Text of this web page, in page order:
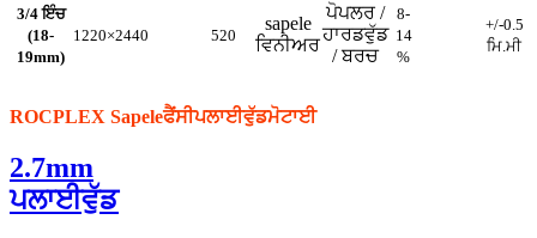
3/4 ਇੰਚ
(18-
19mm)
1220×2440 520
sapele
ਵਿਨੀਅਰ
ਪੋਪਲਰ /
ਹਾਰਡਵੁੱਡ
/ ਬਰਚ
8-
14
%
+/-0.5
ਮਿ.ਮੀ
ROCPLEX Sapeleਫੈਂਸੀਪਲਾਈਵੁੱਡਮੋਟਾਈ
2.7mm
ਪਲਾਈਵੁੱਡ